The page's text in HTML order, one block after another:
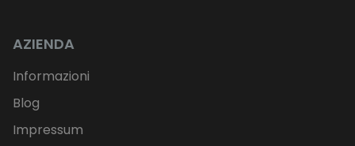
AZIENDA
Informazioni
Blog
Impressum